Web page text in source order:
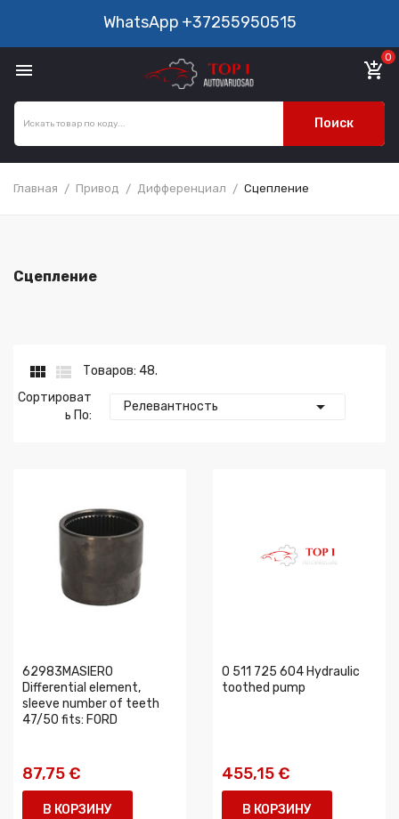
WhatsApp +37255950515
 add_shopping_cart
0
Поиск
Главная Привод Дифференциал Сцепление
Сцепление
 
Товаров: 48.
Сортироват
Ь По:
Релевантность 
62983MASIERO
Differential element,
sleeve number of teeth
47/50 fits: FORD
87,75 €
В КОРЗИНУ
0 511 725 604 Hydraulic
toothed pump
455,15 €
В КОРЗИНУ